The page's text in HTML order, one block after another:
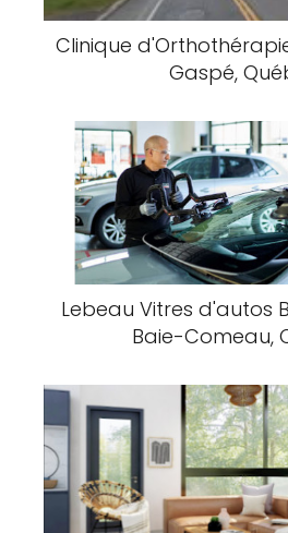
Clinique
Gaspé,
Lebeau Vitres d'autos
Baie-Comeau,